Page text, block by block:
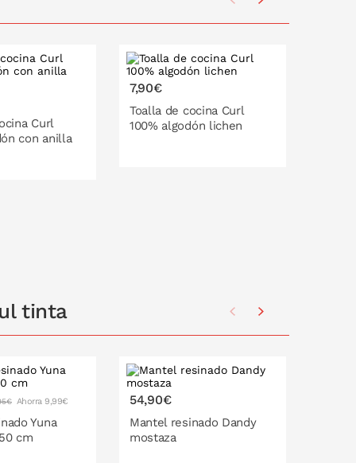
Curl
con anilla
7,90€
Toalla de cocina Curl
100% algodón lichen
tinta
Ahorra 9,99€
Yuna
cm
54,90€
Mantel resinado Dandy
mostaza